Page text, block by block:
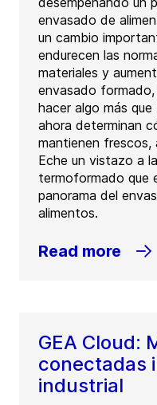
envasado de
un cambio
endurecen las
materiales y
envasado
hacer algo más
ahora determinan
mantienen frescos,
Eche un vistazo a
termoformado que
panorama del
alimentos.
Read more
GEA Cloud:
conectadas
industrial